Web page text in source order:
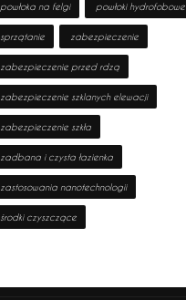
powłoka na felgi powłoki hydrofobowe
sprzątanie zabezpieczenie
zabezpieczenie przed rdzą
zabezpieczenie szklanych elewacji
zabezpieczenie szkła
zadbana i czysta łazienka
zastosowania nanotechnologii
środki czyszczące